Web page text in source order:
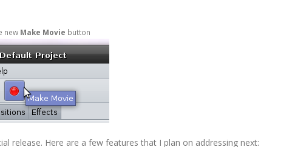
new Make Movie button
release. Here are a few features that I plan on addressing next: